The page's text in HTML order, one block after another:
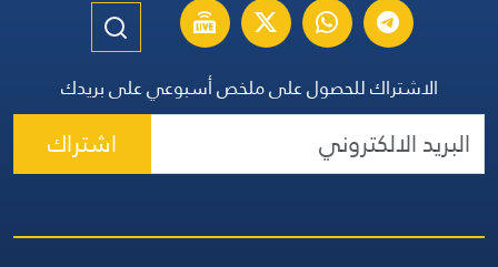
الاشتراك للحصول على ملخص أسبوعي على بريدك
اشتراك